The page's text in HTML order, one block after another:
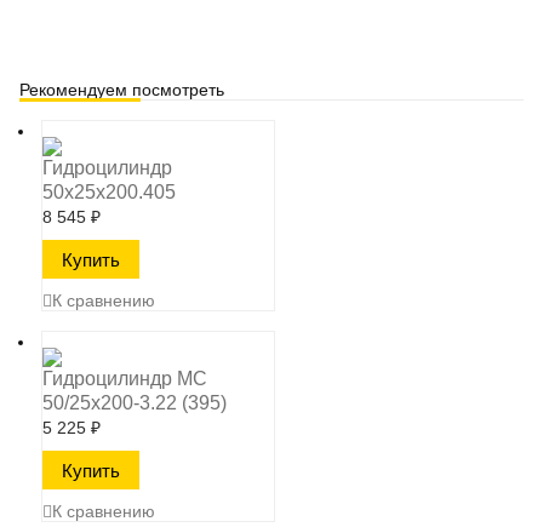
Рекомендуем посмотреть
Гидроцилиндр
50х25х200.405
8 545 ₽
К сравнению
Гидроцилиндр МС
50/25х200-3.22 (395)
5 225 ₽
К сравнению